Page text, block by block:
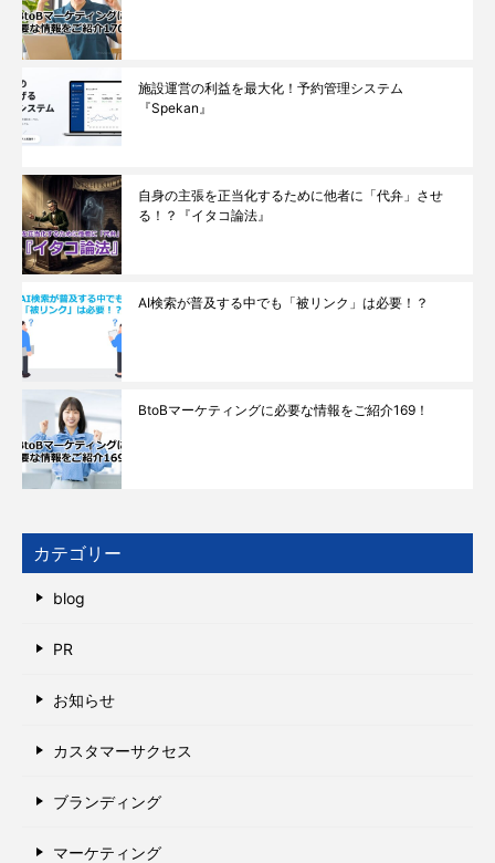
施設運営の利益を最大化！予約管理システム
『Spekan』
自身の主張を正当化するために他者に「代弁」させ
る！？『イタコ論法』
AI検索が普及する中でも「被リンク」は必要！？
BtoBマーケティングに必要な情報をご紹介169！
カテゴリー
blog
PR
お知らせ
カスタマーサクセス
ブランディング
マーケティング